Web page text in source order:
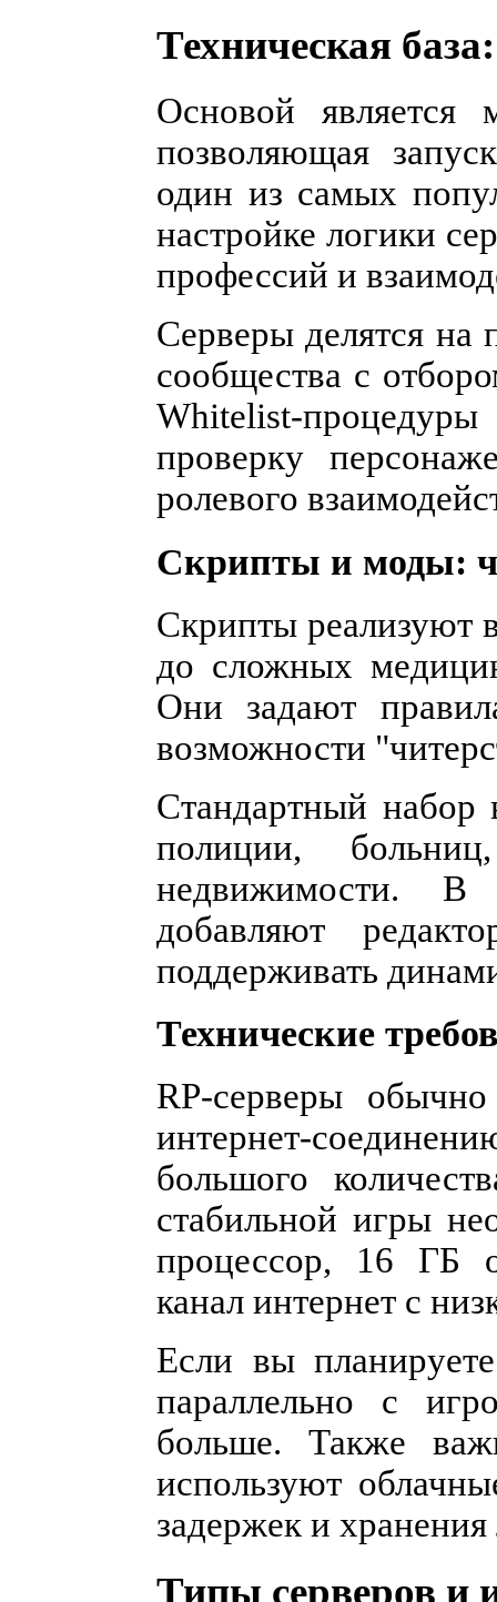
Техническая
Основой является
позволяющая
один из самых
настройке логики
профессий и
Серверы делятся
сообщества с
Whitelist-
проверку
ролевого
Скрипты и моды:
Скрипты реализуют
до сложных
Они задают
возможности
Стандартный набор
полиции,
недвижимости. В
добавляют
поддерживать
Технические
RP-серверы
интернет-
большого
стабильной игры
процессор, 16 ГБ
канал интернет с
Если вы
параллельно с
больше. Также
используют
задержек и хранения
Типы серверов и